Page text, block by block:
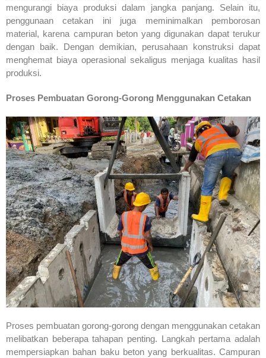
mengurangi biaya produksi dalam jangka panjang. Selain itu,
penggunaan cetakan ini juga meminimalkan pemborosan
material, karena campuran beton yang digunakan dapat terukur
dengan baik. Dengan demikian, perusahaan konstruksi dapat
menghemat biaya operasional sekaligus menjaga kualitas hasil
produksi.
Proses Pembuatan Gorong-Gorong Menggunakan Cetakan
Proses pembuatan gorong-gorong dengan menggunakan cetakan
melibatkan beberapa tahapan penting. Langkah pertama adalah
mempersiapkan bahan baku beton yang berkualitas. Campuran